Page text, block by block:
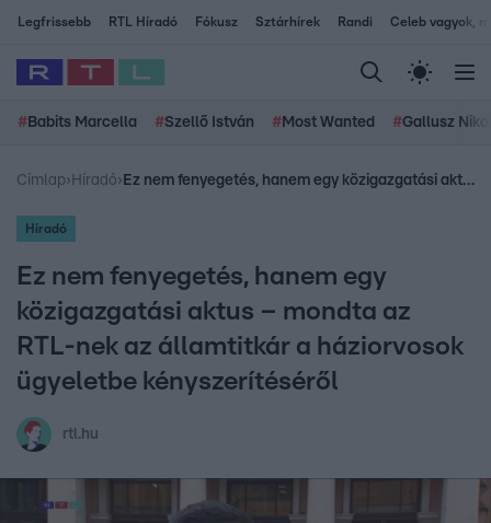
Legfrissebb RTL Híradó Fókusz Sztárhírek Randi Celeb vagyok,
# Babits Marcella #Szellő István # Most Wanted #Gallusz
Címlap› Híradó› Ez nem fenyegetés, hanem egy közigazgatási aktus – mondta az RTL-nek az államtitkár a háziorvosok ügyeletbe kényszerítéséről
Híradó
Ez nem fenyegetés, hanem egy
közigazgatási aktus – mondta az
RTL-nek az államtitkár a háziorvosok
ügyeletbe kényszerítéséről
rtl.hu